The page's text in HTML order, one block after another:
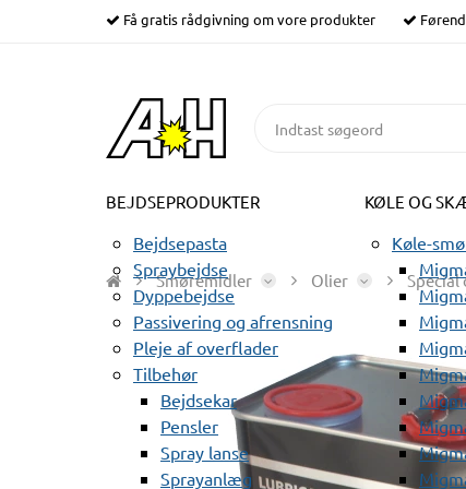
Få gratis rådgivning om vore produkter
BEJDSEPRODUKTER
Bejdsepasta
Spraybejdse
Dyppebejdse
Passivering og afrensning
Pleje af overflader
Tilbehør
Bejdsekar
Pensler
Spray lanse
Sprayanlæg
KØLE OG
Køle-
Smøremidler Olier Special